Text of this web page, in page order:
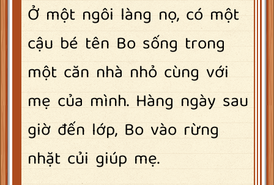
Ở một ngôi làng nọ, có một
cậu bé tên Bo sống trong
một căn nhà nhỏ cùng với
mẹ của mình. Hàng ngày sau
giờ đến lớp, Bo vào rừng
nhặt củi giúp mẹ.